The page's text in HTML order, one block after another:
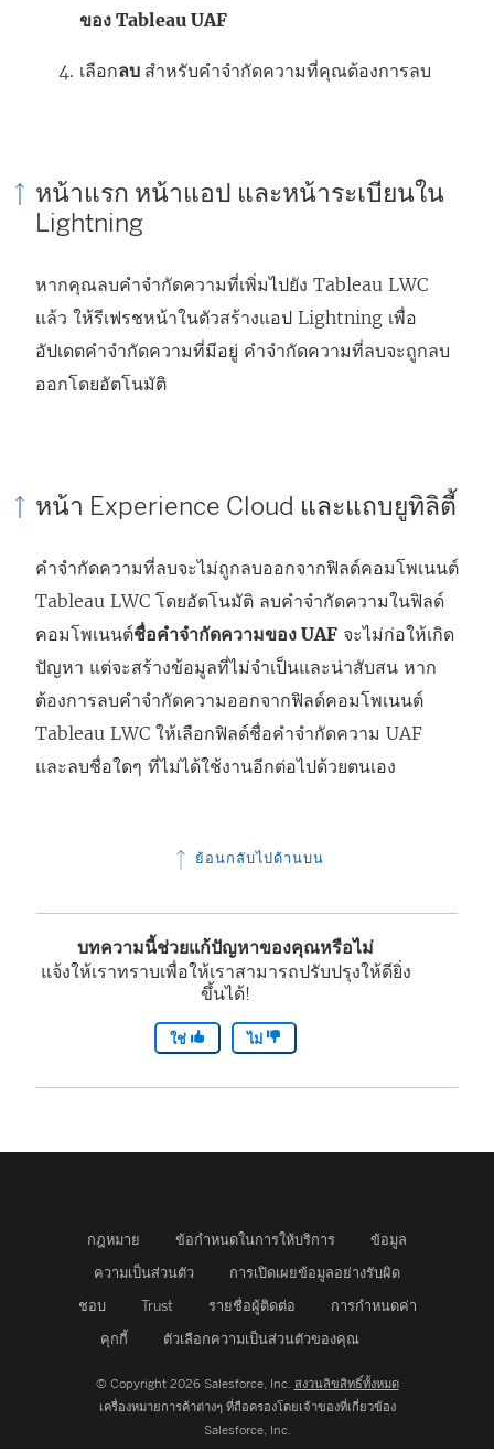
ของ Tableau UAF
เลือกลบ สำหรับคำจำกัดความที่คุณต้องการลบ
หน้าแรก หน้าแอป และหน้าระเบียนใน
Lightning
หากคุณลบคำจำกัดความที่เพิ่มไปยัง Tableau LWC
แล้ว ให้รีเฟรชหน้าในตัวสร้างแอป Lightning เพื่อ
อัปเดตคำจำกัดความที่มีอยู่ คำจำกัดความที่ลบจะถูกลบ
ออกโดยอัตโนมัติ
หน้า Experience Cloud และแถบยูทิลิตี้
คำจำกัดความที่ลบจะไม่ถูกลบออกจากฟิลด์คอมโพเนนต์
Tableau LWC โดยอัตโนมัติ ลบคำจำกัดความในฟิลด์
คอมโพเนนต์ชื่อคำจำกัดความของ UAF จะไม่ก่อให้เกิด
ปัญหา แต่จะสร้างข้อมูลที่ไม่จำเป็นและน่าสับสน หาก
ต้องการลบคำจำกัดความออกจากฟิลด์คอมโพเนนต์
Tableau LWC ให้เลือกฟิลด์ชื่อคำจำกัดความ UAF
และลบชื่อใดๆ ที่ไม่ได้ใช้งานอีกต่อไปด้วยตนเอง
ย้อนกลับไปด้านบน
บทความนี้ช่วยแก้ปัญหาของคุณหรือไม่
แจ้งให้เราทราบเพื่อให้เราสามารถปรับปรุงให้ดียิ่ง
ขึ้นได้!
ใช่ ไม่
กฎหมาย ข้อกำหนดในการให้บริการ
ข้อมูล
ความเป็นส่วนตัว
การเปิดเผยข้อมูลอย่างรับผิด
ชอบ
Trust รายชื่อผู้ติดต่อ
การกำหนดค่า
คุกกี้
ตัวเลือกความเป็นส่วนตัวของคุณ
© Copyright 2026 Salesforce, Inc. สงวนลิขสิทธิ์ทั้งหมด
เครื่องหมายการค้าต่างๆ ที่ถือครองโดยเจ้าของที่เกี่ยวข้อง
Salesforce, Inc.